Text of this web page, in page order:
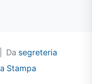
Da segreteria
Stampa